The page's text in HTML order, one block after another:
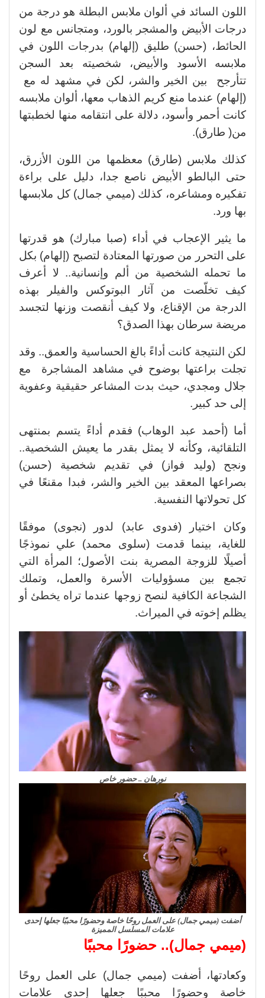
اللون السائد في ألوان ملابس البطلة هو درجة من
درجات الأبيض والمشجر بالورد، ومتجانس مع لون
الحائط، (حسن) طليق (إلهام) بدرجات اللون في
ملابسه الأسود والأبيض، شخصيته بعد السجن
تتأرجح بين الخير والشر، لكن في مشهد له مع
(إلهام) عندما منع كريم الذهاب معها، ألوان ملابسه
كانت أحمر وأسود، دلالة على انتقامه منها لخطبتها
من( طارق).
كذلك ملابس (طارق) معظمها من اللون الأزرق،
حتى البالطو الأبيض ناصع جدا، دليل على براءة
تفكيره ومشاعره، كذلك (ميمي جمال) كل ملابسها
بها ورد.
ما يثير الإعجاب في أداء (صبا مبارك) هو قدرتها
على التحرر من صورتها المعتادة لتصبح (إلهام) بكل
ما تحمله الشخصية من ألم وإنسانية.. لا أعرف
كيف تخلّصت من آثار البوتوكس والفيلر بهذه
الدرجة من الإقناع، ولا كيف أنقصت وزنها لتجسد
مريضة سرطان بهذا الصدق؟
لكن النتيجة كانت أداءً بالغ الحساسية والعمق.. وقد
تجلت براعتها بوضوح في مشاهد المشاجرة مع
جلال ومجدي، حيث بدت المشاعر حقيقية وعفوية
إلى حد كبير.
أما (أحمد عبد الوهاب) فقدم أداءً يتسم بمنتهى
التلقائية، وكأنه لا يمثل بقدر ما يعيش الشخصية..
ونجح (وليد فواز) في تقديم شخصية (حسن)
بصراعها المعقد بين الخير والشر، فبدا مقنعًا في
كل تحولاتها النفسية.
وكان اختيار (فدوى عابد) لدور (نجوى) موفقًا
للغاية، بينما قدمت (سلوى محمد) علي نموذجًا
أصيلًا للزوجة المصرية بنت الأصول؛ المرأة التي
تجمع بين مسؤوليات الأسرة والعمل، وتملك
الشجاعة الكافية لنصح زوجها عندما تراه يخطئ أو
يظلم إخوته في الميراث.
نورهان .. حضور خاص
أضفت (ميمي جمال) على العمل روحًا خاصة وحضورًا محببًا جعلها إحدى
علامات المسلسل المميزة
(ميمي جمال).. حضورًا محببًا
وكعادتها، أضفت (ميمي جمال) على العمل روحًا
خاصة وحضورًا محببًا جعلها إحدى علامات